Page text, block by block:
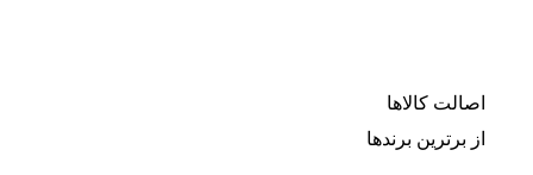
اصالت کالاها
از برترین برندها